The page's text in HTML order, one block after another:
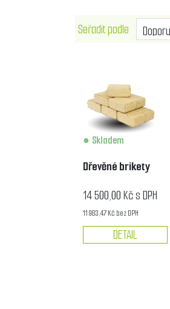
Seřadit podle
Skladem
Dřevěné brikety
14 500,00 Kč s DPH
11 983,47 Kč bez DPH
DETAIL